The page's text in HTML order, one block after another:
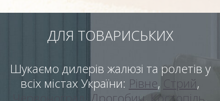
ДЛЯ ТОВАРИСЬКИХ
Шукаємо дилерів жалюзі та ролетів у
всіх містах України: Рівне, Стрий,